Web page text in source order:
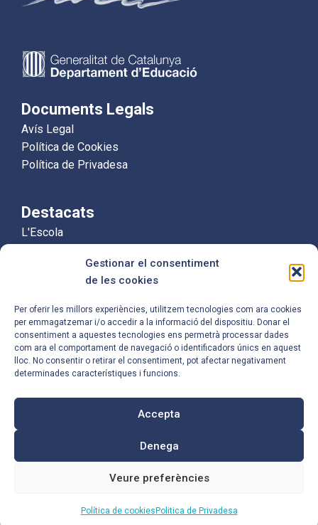
Gestionar el consentiment
de les cookies
Per oferir les millors experiències, utilitzem tecnologies com ara cookies
per emmagatzemar i/o accedir a la informació del dispositiu. Donar el
consentiment a aquestes tecnologies ens permetrà processar dades
com ara el comportament de navegació o identificadors únics en aquest
lloc. No consentir o retirar el consentiment, pot afectar negativament
determinades característiques i funcions.
Accepta
Denega
Veure preferències
Política de cookies Politica de Privadesa
Documents Legals
Avís Legal
Política de Cookies
Política de Privadesa
Destacats
L'Escola
Educació Primària
Contacte
Carrer de Mossèn Camil Rosell, 96,
08921 Santa Coloma de Gramenet,
a8045574@xtec.cat
© 2026 - Escola Serra de Marina